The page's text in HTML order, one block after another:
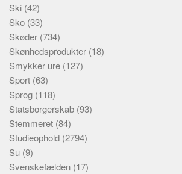
Ski (42)
Sko (33)
Skøder (734)
Skønhedsprodukter (18)
Smykker ure (127)
Sport (63)
Sprog (118)
Statsborgerskab (93)
Stemmeret (84)
Studieophold (2794)
Su (9)
Svenskefælden (17)